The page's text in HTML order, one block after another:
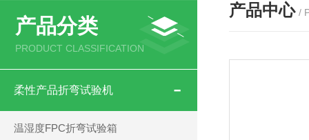
产品分类
PRODUCT CLASSIFICATION
柔性产品折弯试验机
温湿度FPC折弯试验箱
产品中心 /